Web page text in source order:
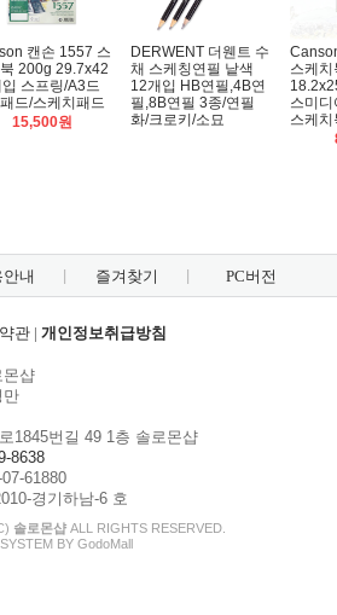
캔손 1557 스
200g 29.7x42
스프링/A3드
드/스케치패드
15,500원
DERWENT 더웬트 수
채 스케칭연필 낱색
12개입 HB연필,4B연
필,8B연필 3종/연필
화/크로키/소묘
스케
스미
스케치
내 즐겨찾기 PC버전
관| 개인정보취급방침
몬샵
만
1845번길 49 1층 솔로몬샵
8638
61880
경기하남-6 호
솔로몬샵 ALL RIGHTS RESERVED.
SYSTEM BY GodoMall